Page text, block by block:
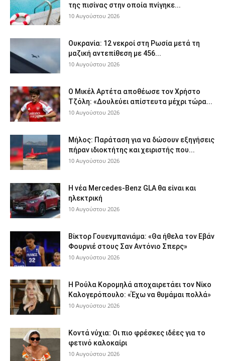
της πισίνας στην οποία πνίγηκε...
10 Αυγούστου 2026
Ουκρανία: 12 νεκροί στη Ρωσία μετά τη
μαζική αντεπίθεση με 456...
10 Αυγούστου 2026
Ο Μικέλ Αρτέτα αποθέωσε τον Χρήστο
Τζόλη: «Δουλεύει απίστευτα μέχρι τώρα...
10 Αυγούστου 2026
Μήλος: Παράταση για να δώσουν εξηγήσεις
πήραν ιδιοκτήτης και χειριστής που...
10 Αυγούστου 2026
Η νέα Mercedes-Benz GLA θα είναι και
ηλεκτρική
10 Αυγούστου 2026
Βίκτορ Γουενμπανιάμα: «Θα ήθελα τον Εβάν
Φουρνιέ στους Σαν Αντόνιο Σπερς»
10 Αυγούστου 2026
Η Ρούλα Κορομηλά αποχαιρετάει τον Νίκο
Καλογερόπουλο: «Έχω να θυμάμαι πολλά»
10 Αυγούστου 2026
Κοντά νύχια: Οι πιο φρέσκες ιδέες για το
φετινό καλοκαίρι
10 Αυγούστου 2026